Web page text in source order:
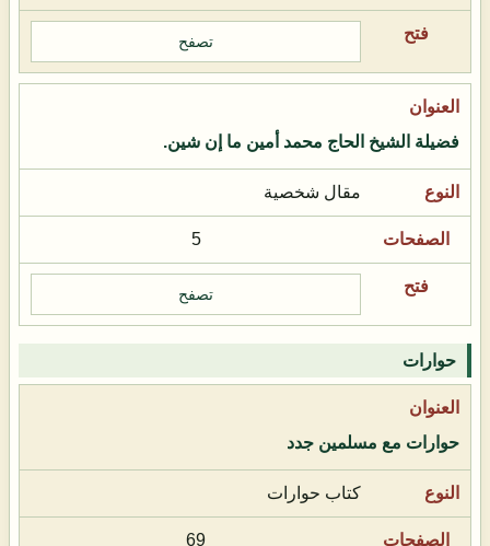
تصفح
فضيلة الشيخ الحاج محمد أمين ما إن شين.
مقال شخصية
5
تصفح
حوارات
حوارات مع مسلمين جدد
كتاب حوارات
69